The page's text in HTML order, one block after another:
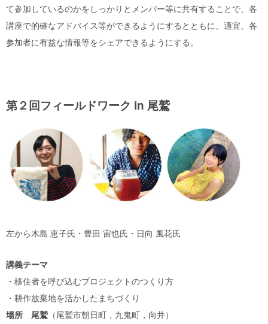
て参加しているのかをしっかりとメンバー等に共有することで、各
講座で的確なアドバイス等ができるようにするとともに、適宜、各
参加者に有益な情報等をシェアできるようにする。
第２回フィールドワーク in 尾鷲
左から木島 恵子氏・豊田 宙也氏・日向 風花氏
講義テーマ
・移住者を呼び込むプロジェクトのつくり方
・耕作放棄地を活かしたまちづくり
場所 尾鷲（尾鷲市朝日町，九鬼町，向井）